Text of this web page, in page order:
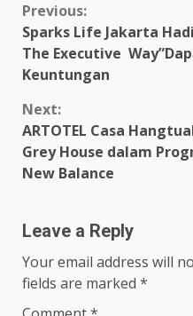
Continue
Reading
Previous:
Sparks Life Jakarta
The Executive
Keuntungan
Next:
ARTOTEL Casa
Grey House dalam
New Balance
Leave a Reply
Your email address will
fields are marked *